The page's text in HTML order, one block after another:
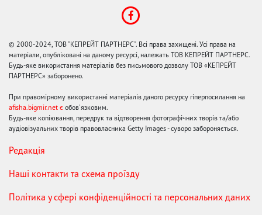
© 2000-2024, ТОВ "КЕПРЕЙТ ПАРТНЕРС". Всі права захищені. Усі права на
матеріали, опубліковані на даному ресурсі, належать ТОВ КЕПРЕЙТ ПАРТНЕРС.
Будь-яке використання матеріалів без письмового дозволу ТОВ «КЕПРЕЙТ
ПАРТНЕРС» заборонено.
При правомірному використанні матеріалів даного ресурсу гіперпосилання на
afisha.bigmir.net є обов'язковим.
Будь-яке копіювання, передрук та відтворення фотографічних творів та/або
аудіовізуальних творів правовласника Getty Images - суворо забороняється.
Редакція
Наші контакти та схема проїзду
Політика у сфері конфіденційності та персональних даних